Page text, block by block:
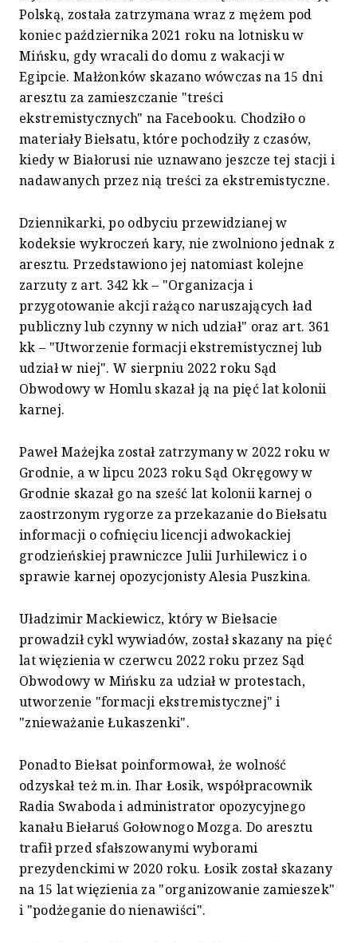
Polską, została zatrzymana wraz z mężem pod
koniec października 2021 roku na lotnisku w
Mińsku, gdy wracali do domu z wakacji w
Egipcie. Małżonków skazano wówczas na 15 dni
aresztu za zamieszczanie "treści
ekstremistycznych" na Facebooku. Chodziło o
materiały Biełsatu, które pochodziły z czasów,
kiedy w Białorusi nie uznawano jeszcze tej stacji i
nadawanych przez nią treści za ekstremistyczne.
Dziennikarki, po odbyciu przewidzianej w
kodeksie wykroczeń kary, nie zwolniono jednak z
aresztu. Przedstawiono jej natomiast kolejne
zarzuty z art. 342 kk – "Organizacja i
przygotowanie akcji rażąco naruszających ład
publiczny lub czynny w nich udział" oraz art. 361
kk – "Utworzenie formacji ekstremistycznej lub
udział w niej". W sierpniu 2022 roku Sąd
Obwodowy w Homlu skazał ją na pięć lat kolonii
karnej.
Paweł Mażejka został zatrzymany w 2022 roku w
Grodnie, a w lipcu 2023 roku Sąd Okręgowy w
Grodnie skazał go na sześć lat kolonii karnej o
zaostrzonym rygorze za przekazanie do Biełsatu
informacji o cofnięciu licencji adwokackiej
grodzieńskiej prawniczce Julii Jurhilewicz i o
sprawie karnej opozycjonisty Alesia Puszkina.
Uładzimir Mackiewicz, który w Biełsacie
prowadził cykl wywiadów, został skazany na pięć
lat więzienia w czerwcu 2022 roku przez Sąd
Obwodowy w Mińsku za udział w protestach,
utworzenie "formacji ekstremistycznej" i
"znieważanie Łukaszenki".
Ponadto Biełsat poinformował, że wolność
odzyskał też m.in. Ihar Łosik, współpracownik
Radia Swaboda i administrator opozycyjnego
kanału Biełaruś Gołownogo Mozga. Do aresztu
trafił przed sfałszowanymi wyborami
prezydenckimi w 2020 roku. Łosik został skazany
na 15 lat więzienia za "organizowanie zamieszek"
i "podżeganie do nienawiści".